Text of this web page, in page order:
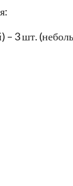
– 3 шт.